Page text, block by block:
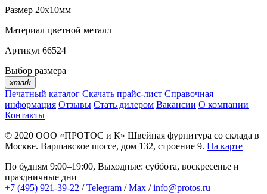
Размер 20х10мм
Материал цветной металл
Артикул 66524
Выбор размера
xmark
Печатный каталог Скачать прайс-лист Справочная
информация Отзывы Стать дилером Вакансии О компании
Контакты
© 2020 ООО «ПРОТОС и К» Швейная фурнитура со склада в
Москве. Варшавское шоссе, дом 132, строение 9. На карте
По будням 9:00–19:00, Выходные: суббота, воскресенье и
праздничные дни
+7 (495) 921-39-22 /Telegram /Max /info@protos.ru